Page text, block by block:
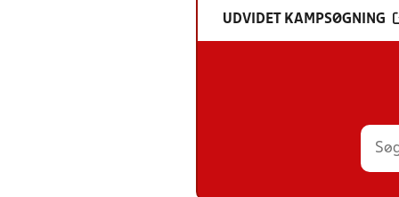
UDVIDET KAMPSØGNING